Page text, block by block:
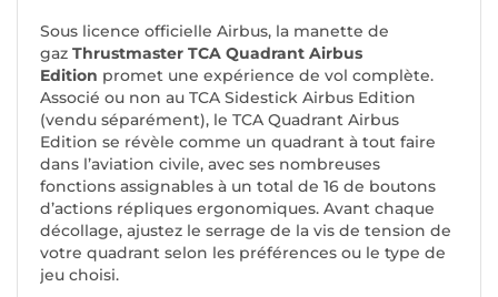
Sous licence officielle Airbus, la manette de
gaz Thrustmaster TCA Quadrant Airbus
Edition promet une expérience de vol complète.
Associé ou non au TCA Sidestick Airbus Edition
(vendu séparément), le TCA Quadrant Airbus
Edition se révèle comme un quadrant à tout faire
dans l’aviation civile, avec ses nombreuses
fonctions assignables à un total de 16 de boutons
d’actions répliques ergonomiques. Avant chaque
décollage, ajustez le serrage de la vis de tension de
votre quadrant selon les préférences ou le type de
jeu choisi.